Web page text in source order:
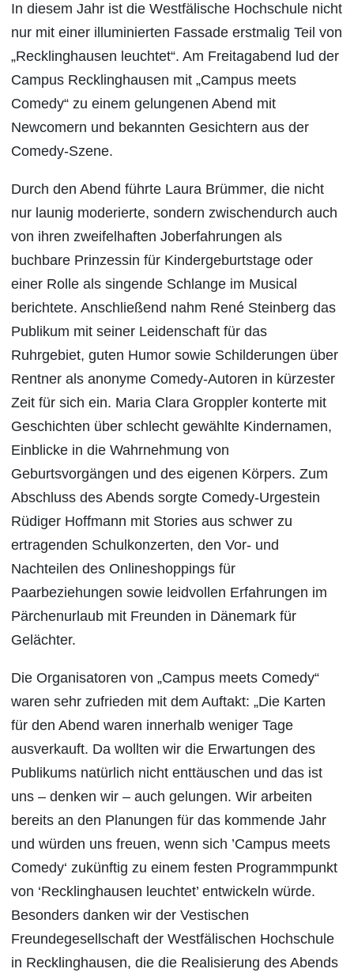
In diesem Jahr ist die Westfälische Hochschule nicht
nur mit einer illuminierten Fassade erstmalig Teil von
„Recklinghausen leuchtet“. Am Freitagabend lud der
Campus Recklinghausen mit „Campus meets
Comedy“ zu einem gelungenen Abend mit
Newcomern und bekannten Gesichtern aus der
Comedy-Szene.
Durch den Abend führte Laura Brümmer, die nicht
nur launig moderierte, sondern zwischendurch auch
von ihren zweifelhaften Joberfahrungen als
buchbare Prinzessin für Kindergeburtstage oder
einer Rolle als singende Schlange im Musical
berichtete. Anschließend nahm René Steinberg das
Publikum mit seiner Leidenschaft für das
Ruhrgebiet, guten Humor sowie Schilderungen über
Rentner als anonyme Comedy-Autoren in kürzester
Zeit für sich ein. Maria Clara Groppler konterte mit
Geschichten über schlecht gewählte Kindernamen,
Einblicke in die Wahrnehmung von
Geburtsvorgängen und des eigenen Körpers. Zum
Abschluss des Abends sorgte Comedy-Urgestein
Rüdiger Hoffmann mit Stories aus schwer zu
ertragenden Schulkonzerten, den Vor- und
Nachteilen des Onlineshoppings für
Paarbeziehungen sowie leidvollen Erfahrungen im
Pärchenurlaub mit Freunden in Dänemark für
Gelächter.
Die Organisatoren von „Campus meets Comedy“
waren sehr zufrieden mit dem Auftakt: „Die Karten
für den Abend waren innerhalb weniger Tage
ausverkauft. Da wollten wir die Erwartungen des
Publikums natürlich nicht enttäuschen und das ist
uns – denken wir – auch gelungen. Wir arbeiten
bereits an den Planungen für das kommende Jahr
und würden uns freuen, wenn sich ’Campus meets
Comedy‘ zukünftig zu einem festen Programmpunkt
von ‘Recklinghausen leuchtet’ entwickeln würde.
Besonders danken wir der Vestischen
Freundegesellschaft der Westfälischen Hochschule
in Recklinghausen, die die Realisierung des Abends